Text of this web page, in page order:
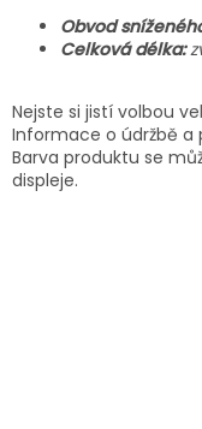
Obvod
Celková délka:
Nejste si jistí volbou
Informace o údržbě a
Barva produktu se
displeje.